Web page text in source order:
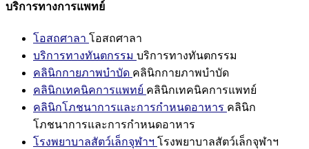
บริการทางการแพทย์
โอสถศาลา โอสถศาลา
บริการทางทันตกรรม บริการทางทันตกรรม
คลินิกกายภาพบำบัด คลินิกกายภาพบำบัด
คลินิกเทคนิคการแพทย์ คลินิกเทคนิคการแพทย์
คลินิกโภชนาการและการกำหนดอาหาร คลินิก
โภชนาการและการกำหนดอาหาร
โรงพยาบาลสัตว์เล็กจุฬาฯ โรงพยาบาลสัตว์เล็กจุฬาฯ